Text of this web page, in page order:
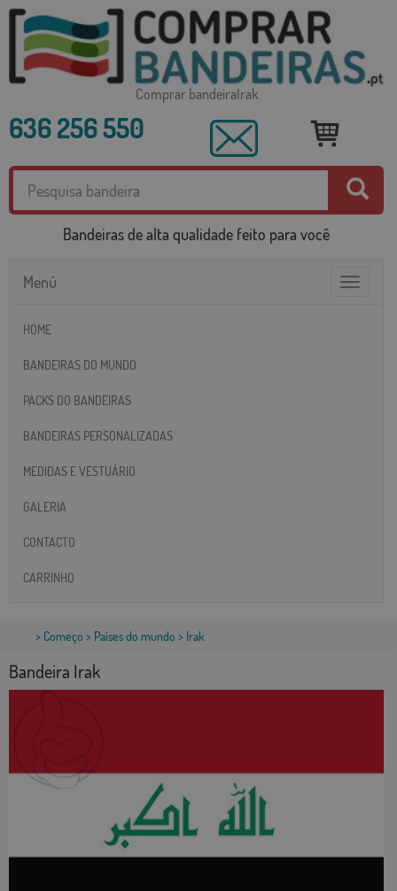
Comprar bandeiraIrak
636 256 550
Bandeiras de alta qualidade feito para você
Toggle
Menú
HOME
BANDEIRAS DO MUNDO
PACKS DO BANDEIRAS
BANDEIRAS PERSONALIZADAS
MEDIDAS E VESTUÁRIO
GALERIA
CONTACTO
CARRINHO
> Começo > Países do mundo > Irak
Bandeira Irak